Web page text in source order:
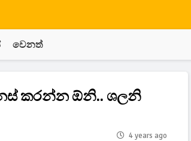
වෙනත්
කරන්න ඕනි.. ශලනි
4 years ago